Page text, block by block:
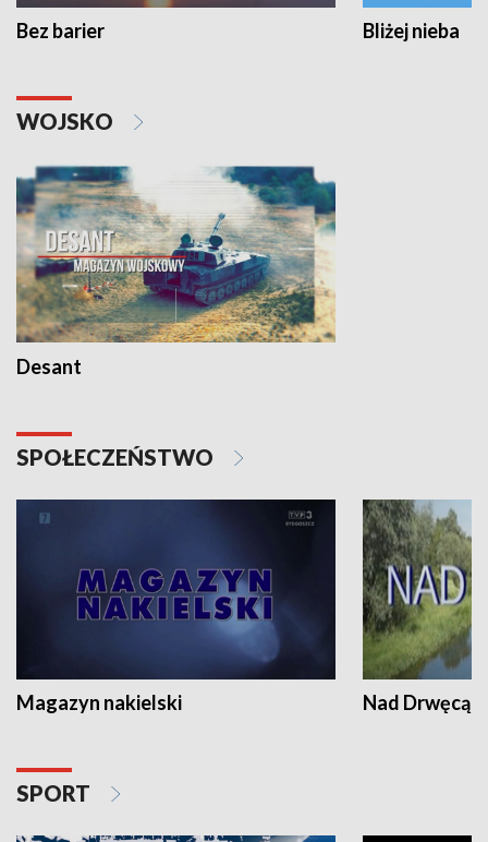
Bez barier Bliżej nieba
WOJSKO
Desant
SPOŁECZEŃSTWO
Magazyn nakielski Nad Drwęcą
SPORT